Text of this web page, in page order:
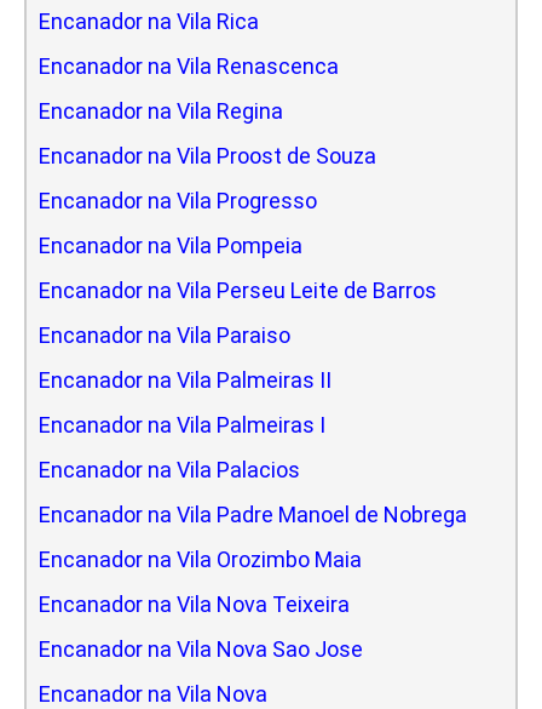
Encanador na Vila Rica
Encanador na Vila Renascenca
Encanador na Vila Regina
Encanador na Vila Proost de Souza
Encanador na Vila Progresso
Encanador na Vila Pompeia
Encanador na Vila Perseu Leite de Barros
Encanador na Vila Paraiso
Encanador na Vila Palmeiras II
Encanador na Vila Palmeiras I
Encanador na Vila Palacios
Encanador na Vila Padre Manoel de Nobrega
Encanador na Vila Orozimbo Maia
Encanador na Vila Nova Teixeira
Encanador na Vila Nova Sao Jose
Encanador na Vila Nova